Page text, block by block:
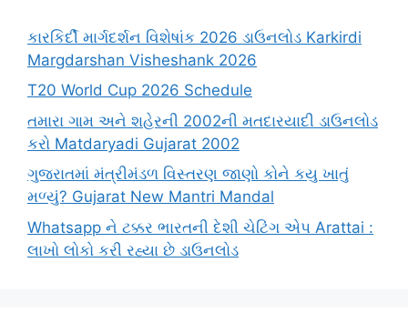
કારકિર્દી માર્ગદર્શન વિશેષાંક 2026 ડાઉનલોડ Karkirdi
Margdarshan Visheshank 2026
T20 World Cup 2026 Schedule
તમારા ગામ અને શહેરની 2002ની મતદારયાદી ડાઉનલોડ
કરો Matdaryadi Gujarat 2002
ગુજરાતમાં મંત્રીમંડળ વિસ્તરણ જાણો કોને કયુ ખાતું
મળ્યું? Gujarat New Mantri Mandal
Whatsapp ને ટક્કર ભારતની દેશી ચેટિંગ એપ Arattai :
લાખો લોકો કરી રહ્યા છે ડાઉનલોડ